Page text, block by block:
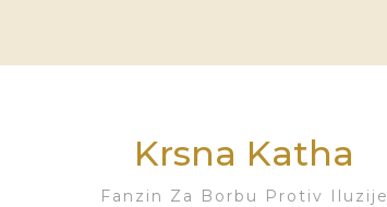
Krsna Katha
Fanzin Za Borbu Protiv Iluzije